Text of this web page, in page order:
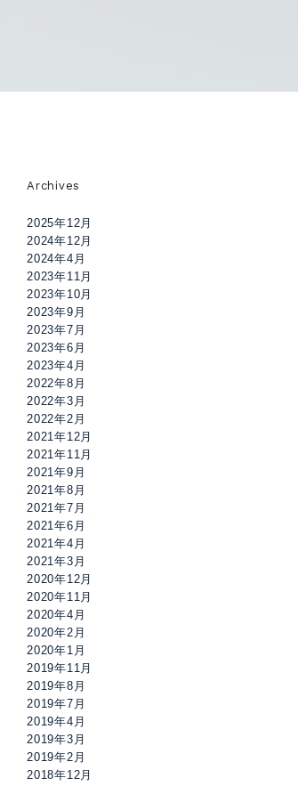
Archives
2025年12月
2024年12月
2024年4月
2023年11月
2023年10月
2023年9月
2023年7月
2023年6月
2023年4月
2022年8月
2022年3月
2022年2月
2021年12月
2021年11月
2021年9月
2021年8月
2021年7月
2021年6月
2021年4月
2021年3月
2020年12月
2020年11月
2020年4月
2020年2月
2020年1月
2019年11月
2019年8月
2019年7月
2019年4月
2019年3月
2019年2月
2018年12月